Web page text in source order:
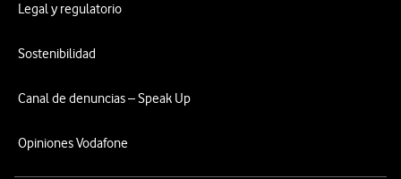
Legal y regulatorio
Sostenibilidad
Canal de denuncias – Speak Up
Opiniones Vodafone